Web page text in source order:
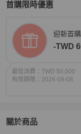
首購限時優惠
迎新首
-TWD
最低消費： TWD 50,000
有效期限： 2026-09-08
關於商品